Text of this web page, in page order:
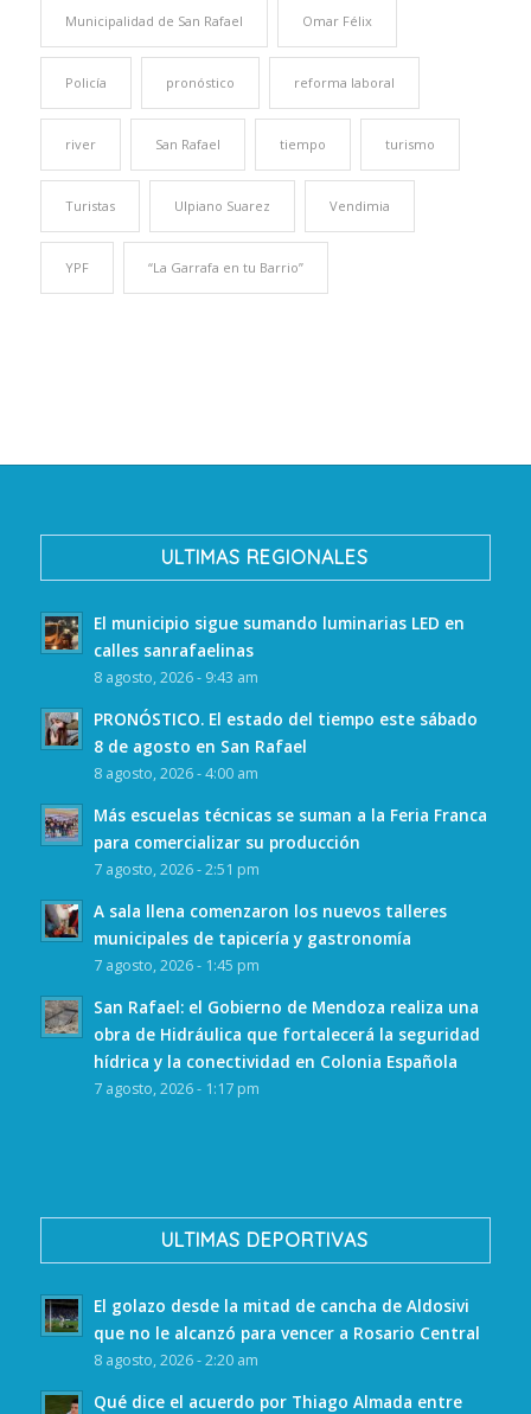
Municipalidad de San Rafael Omar Félix
Policía pronóstico reforma laboral
river San Rafael tiempo turismo
Turistas Ulpiano Suarez Vendimia
YPF “La Garrafa en tu Barrio”
ULTIMAS REGIONALES
El municipio sigue sumando luminarias LED en
calles sanrafaelinas
8 agosto, 2026 - 9:43 am
PRONÓSTICO. El estado del tiempo este sábado
8 de agosto en San Rafael
8 agosto, 2026 - 4:00 am
Más escuelas técnicas se suman a la Feria Franca
para comercializar su producción
7 agosto, 2026 - 2:51 pm
A sala llena comenzaron los nuevos talleres
municipales de tapicería y gastronomía
7 agosto, 2026 - 1:45 pm
San Rafael: el Gobierno de Mendoza realiza una
obra de Hidráulica que fortalecerá la seguridad
hídrica y la conectividad en Colonia Española
7 agosto, 2026 - 1:17 pm
ULTIMAS DEPORTIVAS
El golazo desde la mitad de cancha de Aldosivi
que no le alcanzó para vencer a Rosario Central
8 agosto, 2026 - 2:20 am
Qué dice el acuerdo por Thiago Almada entre